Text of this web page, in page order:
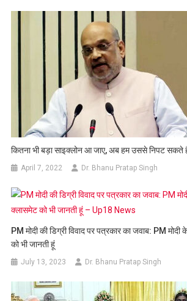
कितना भी बड़ा साइक्लोन आ जाए, अब हम उससे निपट सकते
April 7, 2022 Dr. Bhanu Pratap Singh
PM मोदी की डिग्री विवाद पर पत्रकार का जवाब: PM
को भी जानती हूं
July 13, 2023 Dr. Bhanu Pratap Singh